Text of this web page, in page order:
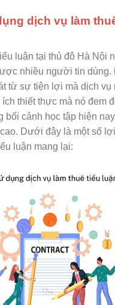
dịch vụ làm
luận tại thủ đô Hà Nội
nhiều người tin dùng.
từ sự tiện lợi mà dịch vụ
thiết thực mà nó đem
bối cảnh học tập hiện
Dưới đây là một số
luận mang lại: